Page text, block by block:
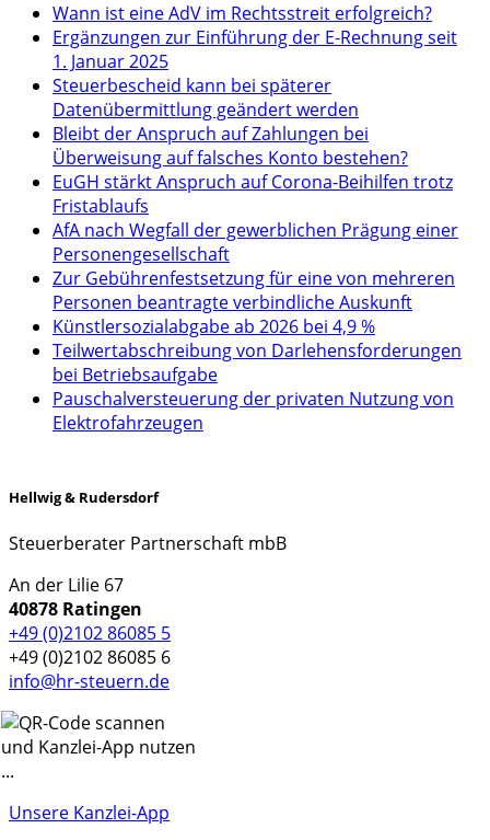
Wann ist eine AdV im Rechtsstreit erfolgreich?
Ergänzungen zur Einführung der E-Rechnung seit
1. Januar 2025
Steuerbescheid kann bei späterer
Datenübermittlung geändert werden
Bleibt der Anspruch auf Zahlungen bei
Überweisung auf falsches Konto bestehen?
EuGH stärkt Anspruch auf Corona-Beihilfen trotz
Fristablaufs
AfA nach Wegfall der gewerblichen Prägung einer
Personengesellschaft
Zur Gebührenfestsetzung für eine von mehreren
Personen beantragte verbindliche Auskunft
Künstlersozialabgabe ab 2026 bei 4,9 %
Teilwertabschreibung von Darlehensforderungen
bei Betriebsaufgabe
Pauschalversteuerung der privaten Nutzung von
Elektrofahrzeugen
Hellwig & Rudersdorf
Steuerberater Partnerschaft mbB
An der Lilie 67
40878 Ratingen
+49 (0)2102 86085 5
+49 (0)2102 86085 6
info@hr-steuern.de
Unsere Kanzlei-App